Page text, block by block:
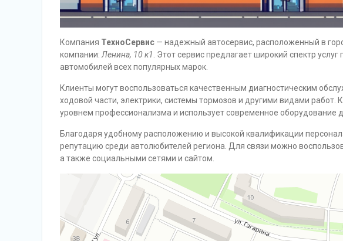
Компания ТехноСервис — надежный автосервис, расположенный в
компании:Ленина, 10 к1. Этот сервис предлагает широкий спектр
автомобилей всех популярных марок.
Клиенты могут воспользоваться качественным диагностическим
ходовой части, электрики, системы тормозов и другими видами
уровнем профессионализма и использует современное оборудование
Благодаря удобному расположению и высокой квалификации
репутацию среди автолюбителей региона. Для связи можно
а также социальными сетями и сайтом.